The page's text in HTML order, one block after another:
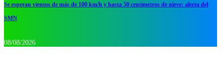
Se esperan vientos de más de 100 km/h y hasta 50 centímetros de nieve: alerta del
SMN
08/08/2026